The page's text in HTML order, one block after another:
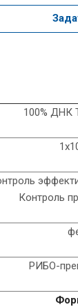
100% ДНК
Контроль
РИБО-